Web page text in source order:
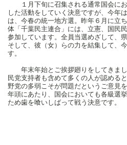
１月下旬に召集される通常国会にお
した活動をしていく決意ですが、今年
は、今春の統一地方選。昨年６月に立
体「千葉民主連合」には、立憲、国民
参加しています。全員当選めざして、
そして、彼（女）らの力を結集して、
す。
年末年始とご挨拶廻りをしてきまし
民党支持者も含めて多くの人が認める
野党の多弱こそが問題だというご意見
年頭にあたり、国会においても各級選
ため歯を喰いしばって戦う決意です。